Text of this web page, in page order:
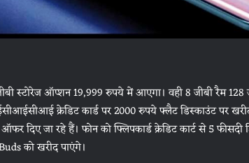
स्टोरेज ऑप्शन 19,999 रुपये में आएगा। वही 8 जीबी रैम 128
क्रेडिट कार्ड पर 2000 रुपये फ्लैट डिस्काउंट पर
दिए जा रहे हैं। फोन को फ्लिपकार्ड क्रेडिट कार्ट से 5 फीसदी
को खरीद पाएंगे।